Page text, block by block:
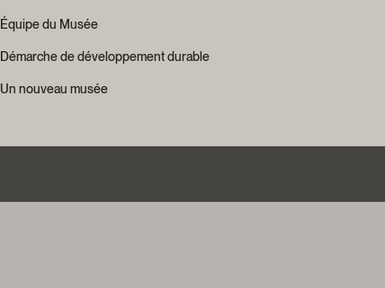
Équipe du Musée
Démarche de développement durable
Un nouveau musée